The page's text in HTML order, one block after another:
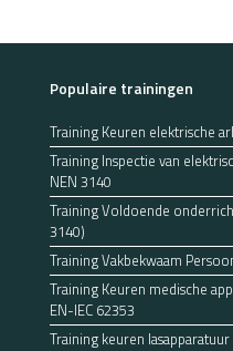
Populaire trainingen
Training Keuren elektrische
Training Inspectie van
NEN 3140
Training Voldoende
3140)
Training Vakbekwaam
Training Keuren medische
EN-IEC 62353
Training keuren